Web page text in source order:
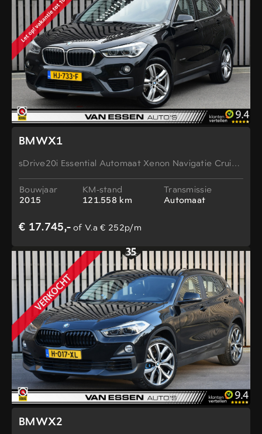
BMWX1
sDrive20i Essential Automaat Xenon Navigatie Cruise
Bouwjaar
2015
KM-stand
121.558 km
Transmissie
Automaat
€ 17.745,-of V.a € 252p/m
BMWX2